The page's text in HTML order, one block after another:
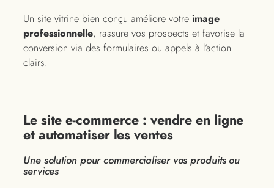
Un site vitrine bien conçu améliore votre image
professionnelle, rassure vos prospects et favorise la
conversion via des formulaires ou appels à l’action
clairs.
Le site e-commerce : vendre en ligne
et automatiser les ventes
Une solution pour commercialiser vos produits ou
services